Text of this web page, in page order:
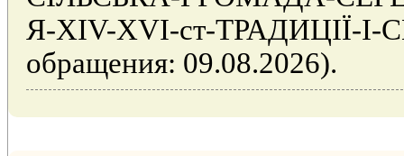
Я-XIV-XVI-ст-ТРАДИЦІЇ-І-
обращения: 09.08.2026).